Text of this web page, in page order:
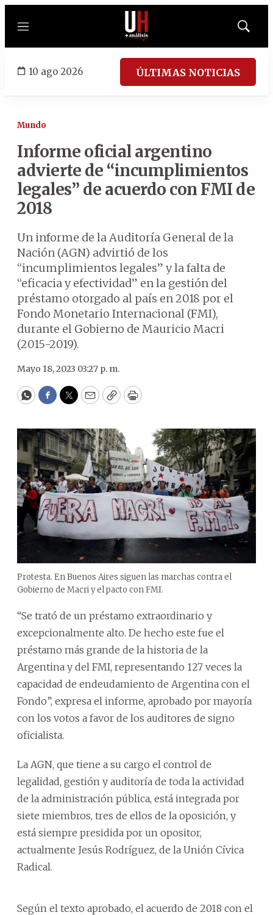
Menú
Mostrar
10 ago 2026 ÚLTIMAS NOTICIAS
Mundo
Informe oficial argentino
advierte de “incumplimientos
legales” de acuerdo con FMI de
2018
Un informe de la Auditoría General de la
Nación (AGN) advirtió de los
“incumplimientos legales” y la falta de
“eficacia y efectividad” en la gestión del
préstamo otorgado al país en 2018 por el
Fondo Monetario Internacional (FMI),
durante el Gobierno de Mauricio Macri
(2015-2019).
Mayo 18, 2023 03:27 p. m.
WhatsApp
Facebook
Twitter
EmailCopyPrint
Protesta. En Buenos Aires siguen las marchas contra el
Gobierno de Macri y el pacto con FMI.
“Se trató de un préstamo extraordinario y
excepcionalmente alto. De hecho este fue el
préstamo más grande de la historia de la
Argentina y del FMI, representando 127 veces la
capacidad de endeudamiento de Argentina con el
Fondo”, expresa el informe, aprobado por mayoría
con los votos a favor de los auditores de signo
oficialista.
La AGN, que tiene a su cargo el control de
legalidad, gestión y auditoría de toda la actividad
de la administración pública, está integrada por
siete miembros, tres de ellos de la oposición, y
está siempre presidida por un opositor,
actualmente Jesús Rodríguez, de la Unión Cívica
Radical.
Según el texto aprobado, el acuerdo de 2018 con el